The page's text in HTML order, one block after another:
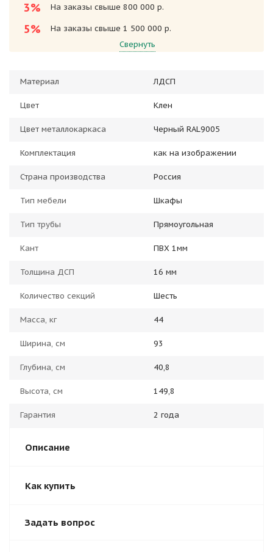
3% На заказы свыше 800 000 р.
5%
На заказы свыше 1 500 000 р.
Свернуть
Материал ЛДСП
Цвет Клен
Цвет металлокаркаса Черный RAL9005
Комплектация как на изображении
Страна производства Россия
Тип мебели Шкафы
Тип трубы Прямоугольная
Кант ПВХ 1мм
Толщина ДСП 16 мм
Количество секций Шесть
Масса, кг 44
Ширина, см 93
Глубина, см 40,8
Высота, см 149,8
Гарантия 2 года
Описание
Как купить
Задать вопрос